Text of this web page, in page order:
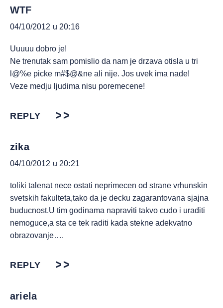
WTF
04/10/2012 u 20:16
Uuuuu dobro je!
Ne trenutak sam pomislio da nam je drzava otisla u tri
l@%e picke m#$@&ne ali nije. Jos uvek ima nade!
Veze medju ljudima nisu poremecene!
REPLY
zika
04/10/2012 u 20:21
toliki talenat nece ostati neprimecen od strane vrhunskin
svetskih fakulteta,tako da je decku zagarantovana sjajna
buducnost.U tim godinama napraviti takvo cudo i uraditi
nemoguce,a sta ce tek raditi kada stekne adekvatno
obrazovanje….
REPLY
ariela